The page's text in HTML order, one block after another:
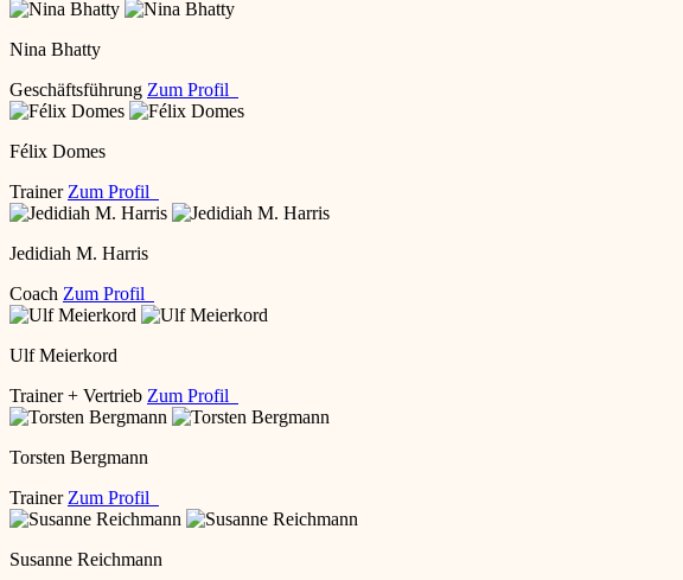
Nina Bhatty
Geschäftsführung Zum Profil
Félix Domes
Trainer Zum Profil
Jedidiah M. Harris
Coach Zum Profil
Ulf Meierkord
Trainer + Vertrieb Zum Profil
Torsten Bergmann
Trainer Zum Profil
Susanne Reichmann